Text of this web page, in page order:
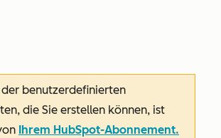
der benutzerdefinierten
die Sie erstellen können, ist
Ihrem HubSpot-Abonnement.